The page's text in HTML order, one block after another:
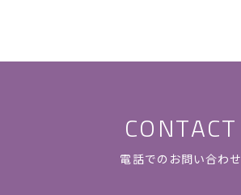
CONTACT
電話でのお問い合わせ